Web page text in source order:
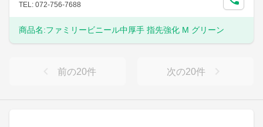
TEL: 072-756-7688
商品名:ファミリービニール中厚手 指先強化 M グリーン
前の20件 次の20件